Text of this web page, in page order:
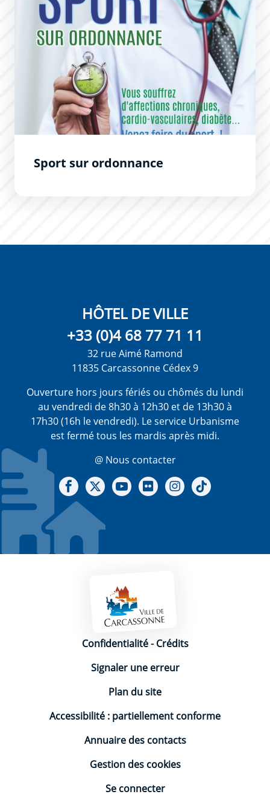
Sport sur ordonnance
HÔTEL DE VILLE
+33 (0)4 68 77 71 11
32 rue Aimé Ramond
11835 Carcassonne Cédex 9
Ouverture hors jours fériés ou chômés du lundi
au vendredi de 8h30 à 12h30 et de 13h30 à
17h30 (16h le vendredi). Le service Urbanisme
est fermé tous les mardis après midi.
@ Nous contacter
Notre Facebook
Notre X - (twitter)
Notre chaine Youtube
Notre Gallerie sur Flickr
Notre Instagram
Mentions légales
Confidentialité-Crédits
Signaler une erreur
Plan du site
Accessibilité : partiellement conforme
Annuaire des contacts
Gestion des cookies
Se connecter